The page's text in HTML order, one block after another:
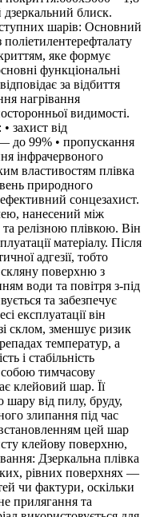
блиск.
шарів: Основний
яке формує
функціональні
за відбиття
нагрівання
видимості.
захист від
до 99% • пропускання
інфрачервоного
властивостям плівка
природного
сонцезахист.
нанесений між
релізною плівкою. Він
матеріалу. Після
адгезії, тобто
поверхню з
води та повітря з-під
та забезпечує
експлуатації він
склом, зменшує ризик
температур, а
і стабільність
тимчасову
клейовий шар. Її
шару від пилу, бруду,
злипання під час
цей шар
клейову поверхню,
Дзеркальна плівка
рівних поверхнях —
чи фактури, оскільки
прилягання та